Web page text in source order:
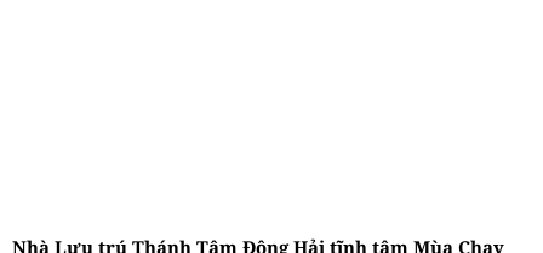
Nhà Lưu trú Thánh Tâm Đông Hải tĩnh tâm Mùa Chay